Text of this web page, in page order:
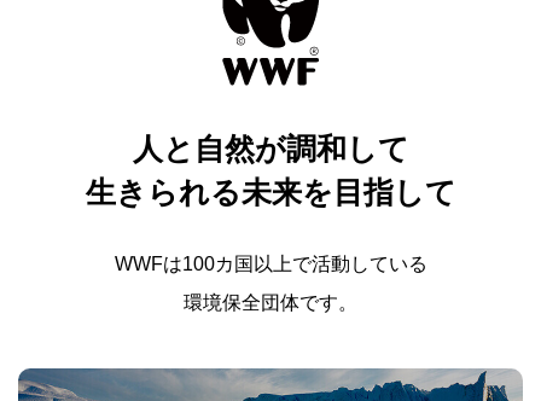
人と自然が調和して
生きられる未来を目指して
WWFは100カ国以上で活動している
環境保全団体です。